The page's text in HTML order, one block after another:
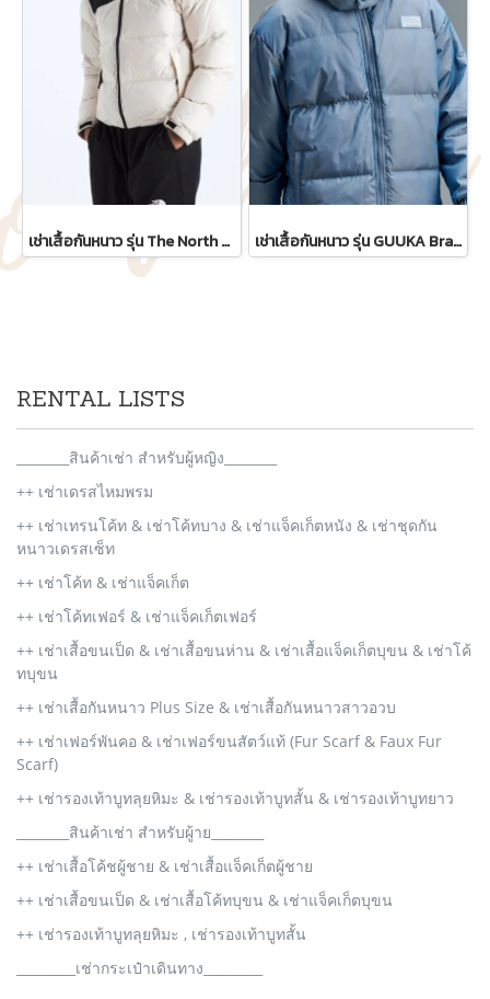
เช่าเสื้อกันหนาว รุ่น The North Face 1996 Retro Nuptse Jacket - White/Black WINTERCLOTHFA0295 เช่าเสื้อกันหนาว รุ่น GUUKA Brand Youth Hip-Hop Sports Print Thickened Cotton Jacket WINTERCLOTHFA0117
RENTAL LISTS
________สินค้าเช่า สำหรับผู้หญิง________
++ เช่าเดรสไหมพรม
++ เช่าเทรนโค้ท & เช่าโค้ทบาง & เช่าแจ็คเก็ตหนัง & เช่าชุดกัน
หนาวเดรสเซ็ท
++ เช่าโค้ท & เช่าแจ็คเก็ต
++ เช่าโค้ทเฟอร์ & เช่าแจ็คเก็ตเฟอร์
++ เช่าเสื้อขนเป็ด & เช่าเสื้อขนห่าน & เช่าเสื้อแจ็คเก็ตบุขน & เช่าโค้
ทบุขน
++ เช่าเสื้อกันหนาว Plus Size & เช่าเสื้อกันหนาวสาวอวบ
++ เช่าเฟอร์พันคอ & เช่าเฟอร์ขนสัตว์แท้ (Fur Scarf & Faux Fur
Scarf)
++ เช่ารองเท้าบูทลุยหิมะ & เช่ารองเท้าบูทสั้น & เช่ารองเท้าบูทยาว
________สินค้าเช่า สำหรับผู้าย________
++ เช่าเสื้อโค้ชผู้ชาย & เช่าเสื้อแจ็คเก็ตผู้ชาย
++ เช่าเสื้อขนเป็ด & เช่าเสื้อโค้ทบุขน & เช่าแจ็คเก็ตบุขน
++ เช่ารองเท้าบูทลุยหิมะ , เช่ารองเท้าบูทสั้น
_________เช่ากระเป๋าเดินทาง_________